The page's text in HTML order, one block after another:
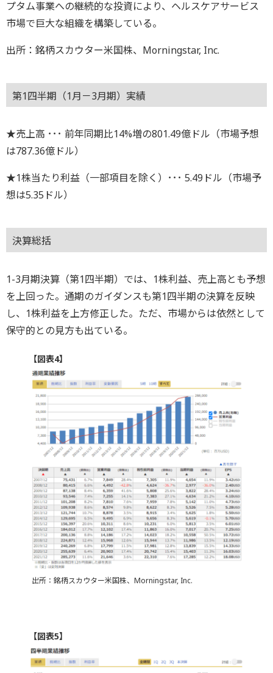
プタム事業への継続的な投資により、ヘルスケアサービス
市場で巨大な組織を構築している。
出所：銘柄スカウター米国株、Morningstar, Inc.
第1四半期（1月－3月期）実績
★売上高 ･･･ 前年同期比14%増の801.49億ドル（市場予想
は787.36億ドル）
★1株当たり利益（一部項目を除く）･･･ 5.49ドル（市場予
想は5.35ドル）
決算総括
1-3月期決算（第1四半期）では、1株利益、売上高とも予想
を上回った。通期のガイダンスも第1四半期の決算を反映
し、1株利益を上方修正した。ただ、市場からは依然として
保守的との見方も出ている。
【図表4】
出所：銘柄スカウター米国株、Morningstar, Inc.
【図表5】